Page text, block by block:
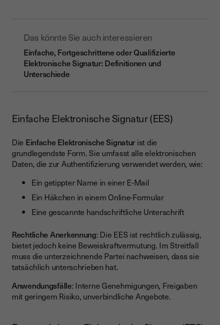
Das könnte Sie auch interessieren
Einfache, Fortgeschrittene oder Qualifizierte
Elektronische Signatur: Definitionen und
Unterschiede
Einfache Elektronische Signatur (EES)
Die Einfache Elektronische Signatur ist die
grundlegendste Form. Sie umfasst alle elektronischen
Daten, die zur Authentifizierung verwendet werden, wie:
Ein getippter Name in einer E-Mail
Ein Häkchen in einem Online-Formular
Eine gescannte handschriftliche Unterschrift
Rechtliche Anerkennung: Die EES ist rechtlich zulässig,
bietet jedoch keine Beweiskraftvermutung. Im Streitfall
muss die unterzeichnende Partei nachweisen, dass sie
tatsächlich unterschrieben hat.
Anwendungsfälle: Interne Genehmigungen, Freigaben
mit geringem Risiko, unverbindliche Angebote.